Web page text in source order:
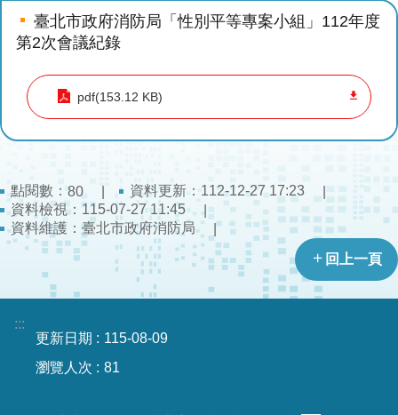
宣
導
教
下
民
力
園
地
府
資
臺北市政府消防局「性別平等專案小組」112年度
第2次會議紀錄
pdf(153.12 KB)
點閱數： 80
資料更新：112-12-27 17:23
資料檢視：115-07-27 11:45
資料維護：臺北市政府消防局
回上一頁
:::
更新日期
115-08-09
瀏覽人次
81